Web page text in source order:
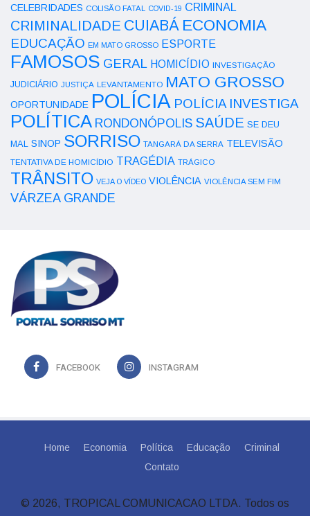
CELEBRIDADES COLISÃO FATAL COVID-19 CRIMINAL
CRIMINALIDADE CUIABÁ ECONOMIA
EDUCAÇÃO EM MATO GROSSO ESPORTE
FAMOSOS GERAL HOMICÍDIO INVESTIGAÇÃO
JUDICIÁRIO JUSTIÇA LEVANTAMENTO MATO GROSSO
OPORTUNIDADE POLÍCIA POLÍCIA INVESTIGA
POLÍTICA RONDONÓPOLIS SAÚDE SE DEU
MAL SINOP SORRISO TANGARÁ DA SERRA TELEVISÃO
TENTATIVA DE HOMICÍDIO TRAGÉDIA TRÁGICO
TRÂNSITO VEJA O VÍDEO VIOLÊNCIA VIOLÊNCIA SEM FIM
VÁRZEA GRANDE
FACEBOOK INSTAGRAM
Home Economia Política Educação
Criminal
Contato
© 2026, TROPICAL COMUNICACAO LTDA. Todos os